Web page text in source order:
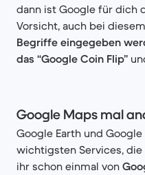
dann ist Google für dich
Vorsicht, auch bei
Begriffe eingegeben
das “Google Coin Flip”
Google Maps mal
Google Earth und
wichtigsten Services,
ihr schon einmal von